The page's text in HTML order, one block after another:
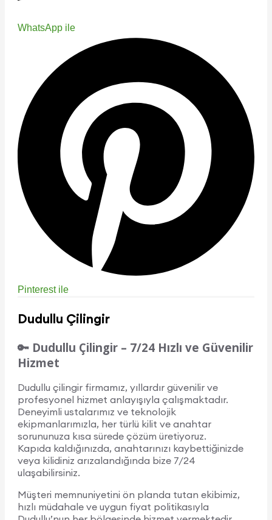
WhatsApp ile
Pinterest ile
Dudullu Çilingir
🔑 Dudullu Çilingir – 7/24 Hızlı ve Güvenilir
Hizmet
Dudullu çilingir firmamız, yıllardır güvenilir ve
profesyonel hizmet anlayışıyla çalışmaktadır.
Deneyimli ustalarımız ve teknolojik
ekipmanlarımızla, her türlü kilit ve anahtar
sorununuza kısa sürede çözüm üretiyoruz.
Kapıda kaldığınızda, anahtarınızı kaybettiğinizde
veya kilidiniz arızalandığında bize 7/24
ulaşabilirsiniz.
Müşteri memnuniyetini ön planda tutan ekibimiz,
hızlı müdahale ve uygun fiyat politikasıyla